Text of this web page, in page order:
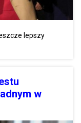
lepszy
w